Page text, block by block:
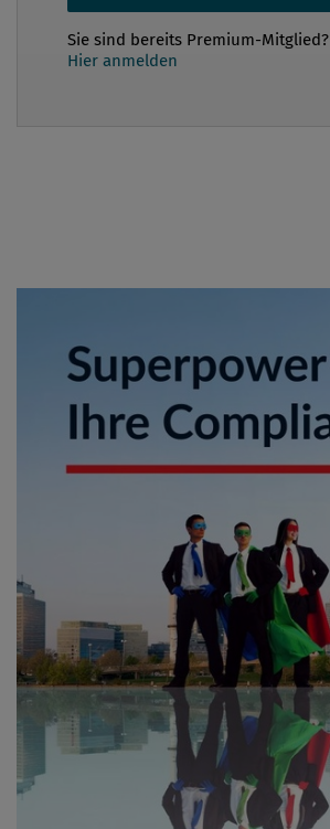
Sie sind bereits Premium-Mitglied?
Hier anmelden